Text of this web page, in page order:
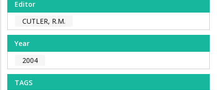
Editor
CUTLER, R.M.
Year
2004
TAGS